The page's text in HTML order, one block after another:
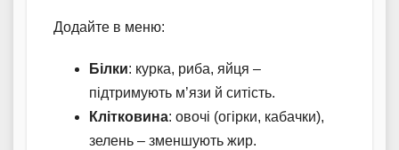
Додайте в меню:
Білки: курка, риба, яйця –
підтримують м’язи й ситість.
Клітковина: овочі (огірки, кабачки),
зелень – зменшують жир.